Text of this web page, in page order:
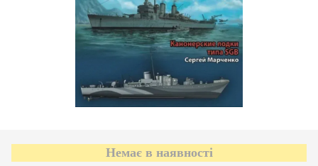
Немає в наявності